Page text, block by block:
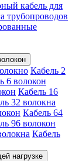
кабель для
трубопроводов
Кабель 2
6 волокон
Кабель 16
32 волокна
Кабель 64
96 волокон
Кабель
нагрузке